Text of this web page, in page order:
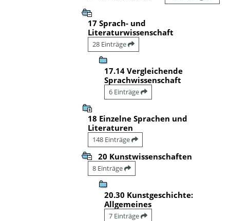
17 Sprach- und
Literaturwissenschaft
28 Einträge
17.14 Vergleichende
Sprachwissenschaft
6 Einträge
18 Einzelne Sprachen und
Literaturen
148 Einträge
20 Kunstwissenschaften
8 Einträge
20.30 Kunstgeschichte:
Allgemeines
7 Einträge